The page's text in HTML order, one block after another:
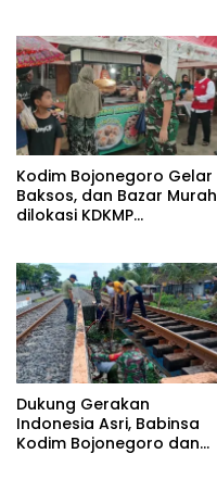
Kodim Bojonegoro Gelar
Baksos, dan Bazar Murah
dilokasi KDKMP
Dukung Gerakan
Indonesia Asri, Babinsa
Kodim Bojonegoro dan